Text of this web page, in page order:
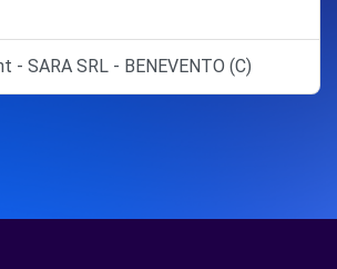
- SARA SRL - BENEVENTO (C)